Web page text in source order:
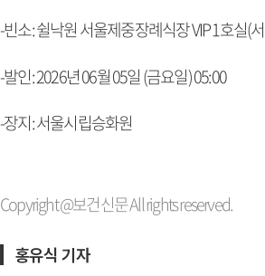
-빈소: 쉴낙원 서울제중장례식장 VIP 1호실(
-발인: 2026년 06월 05일 (금요일) 05:00
-장지: 서울시립승화원
Copyright @보건신문 All rights reserved.
홍유식 기자